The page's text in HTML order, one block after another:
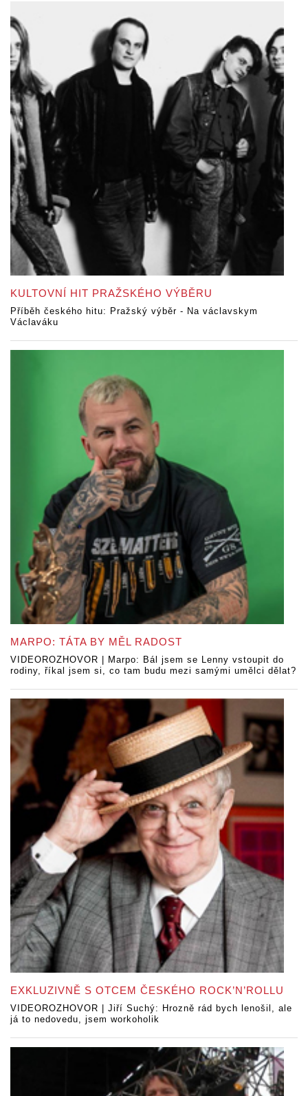
KULTOVNÍ HIT PRAŽSKÉHO VÝBĚRU
Příběh českého hitu: Pražský výběr - Na václavskym
Václaváku
MARPO: TÁTA BY MĚL RADOST
VIDEOROZHOVOR | Marpo: Bál jsem se Lenny vstoupit do
rodiny, říkal jsem si, co tam budu mezi samými umělci dělat?
EXKLUZIVNĚ S OTCEM ČESKÉHO ROCK’N’ROLLU
VIDEOROZHOVOR | Jiří Suchý: Hrozně rád bych lenošil, ale
já to nedovedu, jsem workoholik